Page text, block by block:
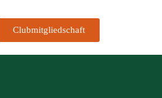
Clubmitgliedschaft